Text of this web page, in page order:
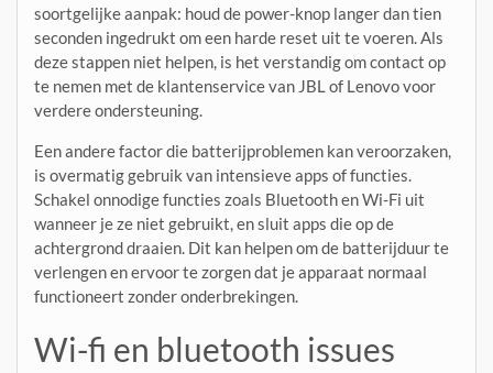
soortgelijke aanpak: houd de power-knop langer dan tien
seconden ingedrukt om een harde reset uit te voeren. Als
deze stappen niet helpen, is het verstandig om contact op
te nemen met de klantenservice van JBL of Lenovo voor
verdere ondersteuning.
Een andere factor die batterijproblemen kan veroorzaken,
is overmatig gebruik van intensieve apps of functies.
Schakel onnodige functies zoals Bluetooth en Wi-Fi uit
wanneer je ze niet gebruikt, en sluit apps die op de
achtergrond draaien. Dit kan helpen om de batterijduur te
verlengen en ervoor te zorgen dat je apparaat normaal
functioneert zonder onderbrekingen.
Wi-fi en bluetooth issues